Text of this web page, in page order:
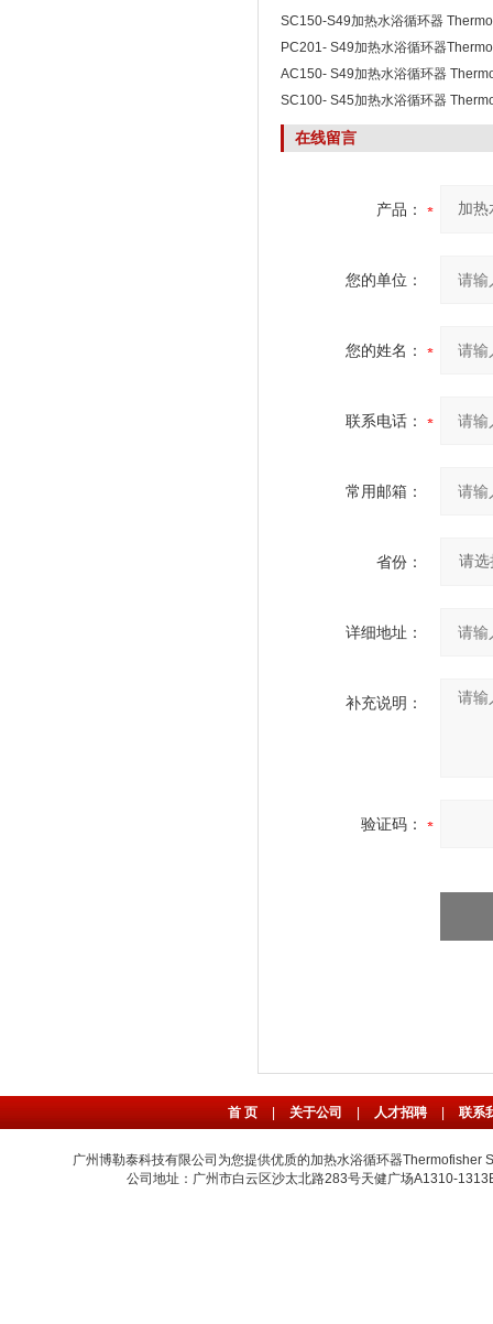
SC150-S49加热水浴循环器
Scientific
PC201- S49加热水浴循环器
Scientific
AC150- S49加热水浴循环器
Scientific
SC100- S45加热水浴循环器
Scientific
在线留言
产品：
您的单位：
您的姓名：
联系电话：
常用邮箱：
省份：
详细地址：
补充说明：
验证码：
首 页 关于公司 人才招聘 联系
广州博勒泰科技有限公司为您提供优质的加热水浴循环器
公司地址：广州市白云区沙太北路283号天健广场A1310-